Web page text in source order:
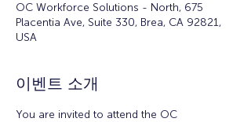
OC Workforce Solutions - North, 675
Placentia Ave, Suite 330, Brea, CA 92821,
USA
이벤트 소개
You are invited to attend the OC